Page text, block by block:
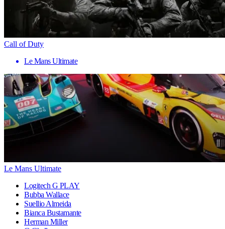
Call of Duty
Le Mans Ultimate
Le Mans Ultimate
Logitech G PLAY
Bubba Wallace
Suellio Almeida
Bianca Bustamante
Herman Miller